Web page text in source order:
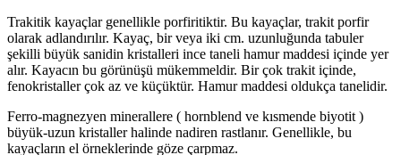
Trakitik kayaçlar genellikle porfiritiktir. Bu kayaçlar, trakit porfir
olarak adlandırılır. Kayaç, bir veya iki cm. uzunluğunda tabuler
şekilli büyük sanidin kristalleri ince taneli hamur maddesi içinde yer
alır. Kayacın bu görünüşü mükemmeldir. Bir çok trakit içinde,
fenokristaller çok az ve küçüktür. Hamur maddesi oldukça tanelidir.
Ferro-magnezyen minerallere ( hornblend ve kısmende biyotit )
büyük-uzun kristaller halinde nadiren rastlanır. Genellikle, bu
kayaçların el örneklerinde göze çarpmaz.